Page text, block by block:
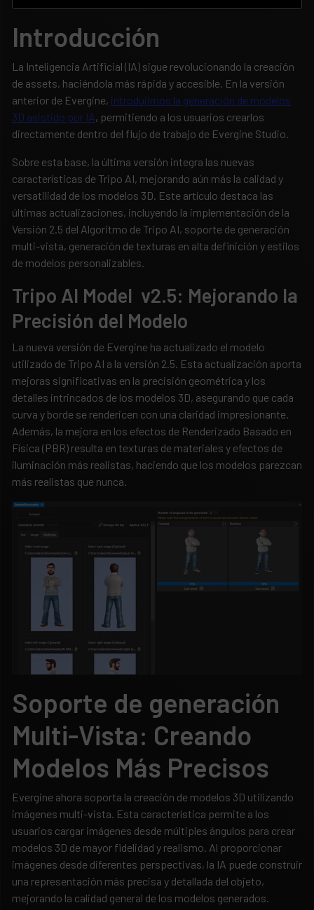
Introducción
La Inteligencia Artificial (IA) sigue revolucionando la creación
de assets, haciéndola más rápida y accesible. En la versión
anterior de Evergine, introdujimos la generación de modelos
3D asistido por IA, permitiendo a los usuarios crearlos
directamente dentro del flujo de trabajo de Evergine Studio.
Sobre esta base, la última versión integra las nuevas
características de Tripo AI, mejorando aún más la calidad y
versatilidad de los modelos 3D. Este artículo destaca las
últimas actualizaciones, incluyendo la implementación de la
Versión 2.5 del Algoritmo de Tripo AI, soporte de generación
multi-vista, generación de texturas en alta definición y estilos
de modelos personalizables.
Tripo AI Model v2.5: Mejorando la
Precisión del Modelo
La nueva versión de Evergine ha actualizado el modelo
utilizado de Tripo AI a la versión 2.5. Esta actualización aporta
mejoras significativas en la precisión geométrica y los
detalles intrincados de los modelos 3D, asegurando que cada
curva y borde se rendericen con una claridad impresionante.
Además, la mejora en los efectos de Renderizado Basado en
Física (PBR) resulta en texturas de materiales y efectos de
iluminación más realistas, haciendo que los modelos parezcan
más realistas que nunca.
Soporte de generación
Multi-Vista: Creando
Modelos Más Precisos
Evergine ahora soporta la creación de modelos 3D utilizando
imágenes multi-vista. Esta característica permite a los
usuarios cargar imágenes desde múltiples ángulos para crear
modelos 3D de mayor fidelidad y realismo. Al proporcionar
imágenes desde diferentes perspectivas, la IA puede construir
una representación más precisa y detallada del objeto,
mejorando la calidad general de los modelos generados.